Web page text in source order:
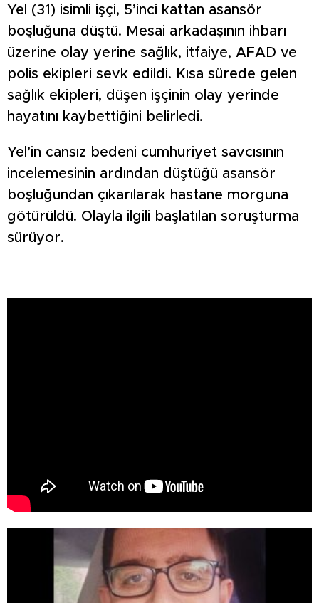
Yel (31) isimli işçi, 5’inci kattan asansör
boşluğuna düştü. Mesai arkadaşının ihbarı
üzerine olay yerine sağlık, itfaiye, AFAD ve
polis ekipleri sevk edildi. Kısa sürede gelen
sağlık ekipleri, düşen işçinin olay yerinde
hayatını kaybettiğini belirledi.
Yel’in cansız bedeni cumhuriyet savcısının
incelemesinin ardından düştüğü asansör
boşluğundan çıkarılarak hastane morguna
götürüldü. Olayla ilgili başlatılan soruşturma
sürüyor.